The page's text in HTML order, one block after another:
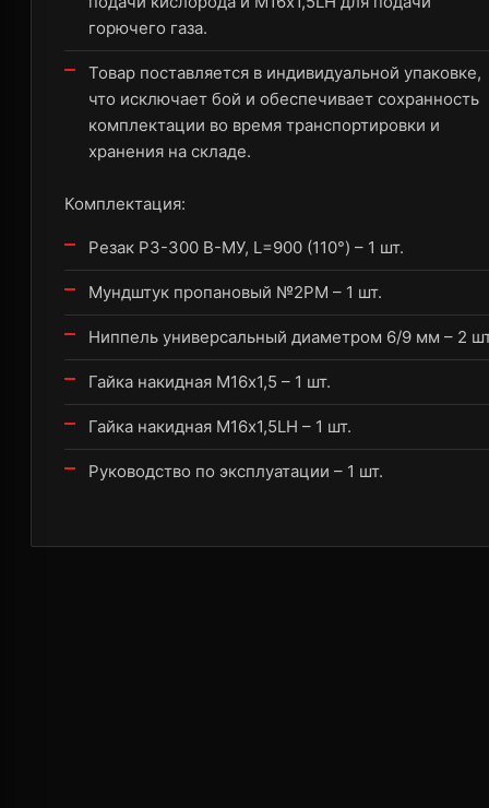
горючего газа.
Товар поставляется в индивидуальной упаковке,
что исключает бой и обеспечивает сохранность
комплектации во время транспортировки и
хранения на складе.
Комплектация:
Резак Р3-300 В-МУ, L=900 (110°) – 1 шт.
Мундштук пропановый №2PM – 1 шт.
Ниппель универсальный диаметром 6/9 мм – 2
Гайка накидная M16х1,5 – 1 шт.
Гайка накидная M16х1,5LH – 1 шт.
Руководство по эксплуатации – 1 шт.